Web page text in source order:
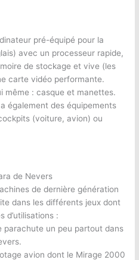
pré-équipé pour la
avec un processeur rapide,
de stockage et vive (les
carte vidéo performante.
même : casque et manettes.
également des équipements
(voiture, avion) ou
de Nevers
de dernière génération
dans les différents jeux dont
d’utilisations :
parachute un peu partout dans
avion dont le Mirage 2000